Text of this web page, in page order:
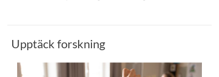
Upptäck forskning